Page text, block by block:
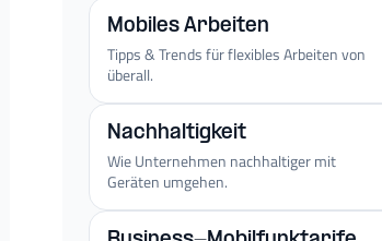
Mobiles Arbeiten
Tipps & Trends für flexibles Arbeiten von
überall.
Nachhaltigkeit
Wie Unternehmen nachhaltiger mit
Geräten umgehen.